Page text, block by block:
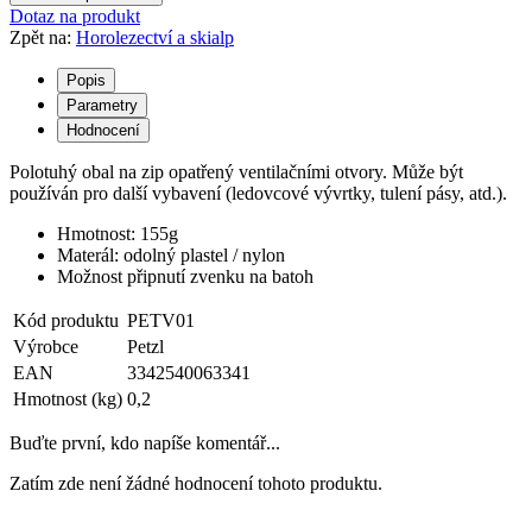
Dotaz na produkt
Zpět na: Horolezectví a skialp
Popis
Parametry
Hodnocení
Polotuhý obal na zip opatřený ventilačními otvory. Může být
používán pro další vybavení (ledovcové vývrtky, tulení pásy, atd.).
Hmotnost: 155g
Materál: odolný plastel / nylon
Možnost připnutí zvenku na batoh
Kód produktu PETV01
Výrobce
Petzl
EAN
3342540063341
Hmotnost (kg) 0,2
Buďte první, kdo napíše komentář...
Zatím zde není žádné hodnocení tohoto produktu.